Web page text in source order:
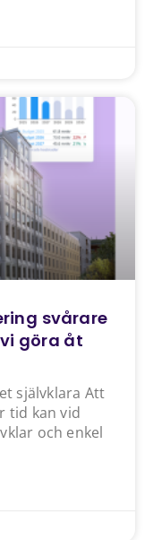
svårare
göra åt
självklara Att
tid kan vid
och enkel